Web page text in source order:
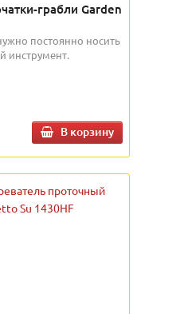
грабли Garden
постоянно носить
инструмент.
В корзину